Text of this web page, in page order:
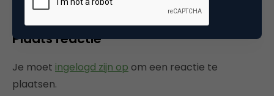
Plaats reactie
Je moet ingelogd zijn op om een reactie te
plaatsen.